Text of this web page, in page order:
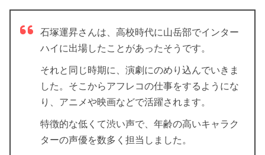
石塚運昇さんは、 高校時代に山岳部でインター
ハイに出場したことがあったそうです。
それと同じ時期に、演劇にのめり込んでいきま
した。そこからアフレコの仕事をするようにな
り、アニメや映画などで活躍されます。
特徴的な低くて渋い声で、年齢の高いキャラク
ターの声優を数多く担当しました。